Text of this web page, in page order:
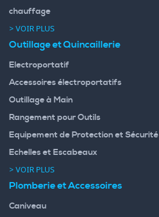
chauffage
> VOIR PLUS
Outillage et Quincaillerie
Electroportatif
Accessoires électroportatifs
Outillage à Main
Rangement pour Outils
Equipement de Protection et Sécurité
Echelles et Escabeaux
> VOIR PLUS
Plomberie et Accessoires
Caniveau